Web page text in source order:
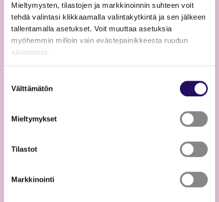
Mieltymysten, tilastojen ja markkinoinnin suhteen voit
tehdä valintasi klikkaamalla valintakytkintä ja sen jälkeen
tallentamalla asetukset. Voit muuttaa asetuksia
myöhemmin milloin vain evästepainikkeesta ruudun
alalaidasta.
Lue lisää sivustostamme ja evästeistä
valinta
Välttämätön
Mieltymykset
Tilastot
Markkinointi
Timo Kokon taideteos valmistui
Lue uutinen